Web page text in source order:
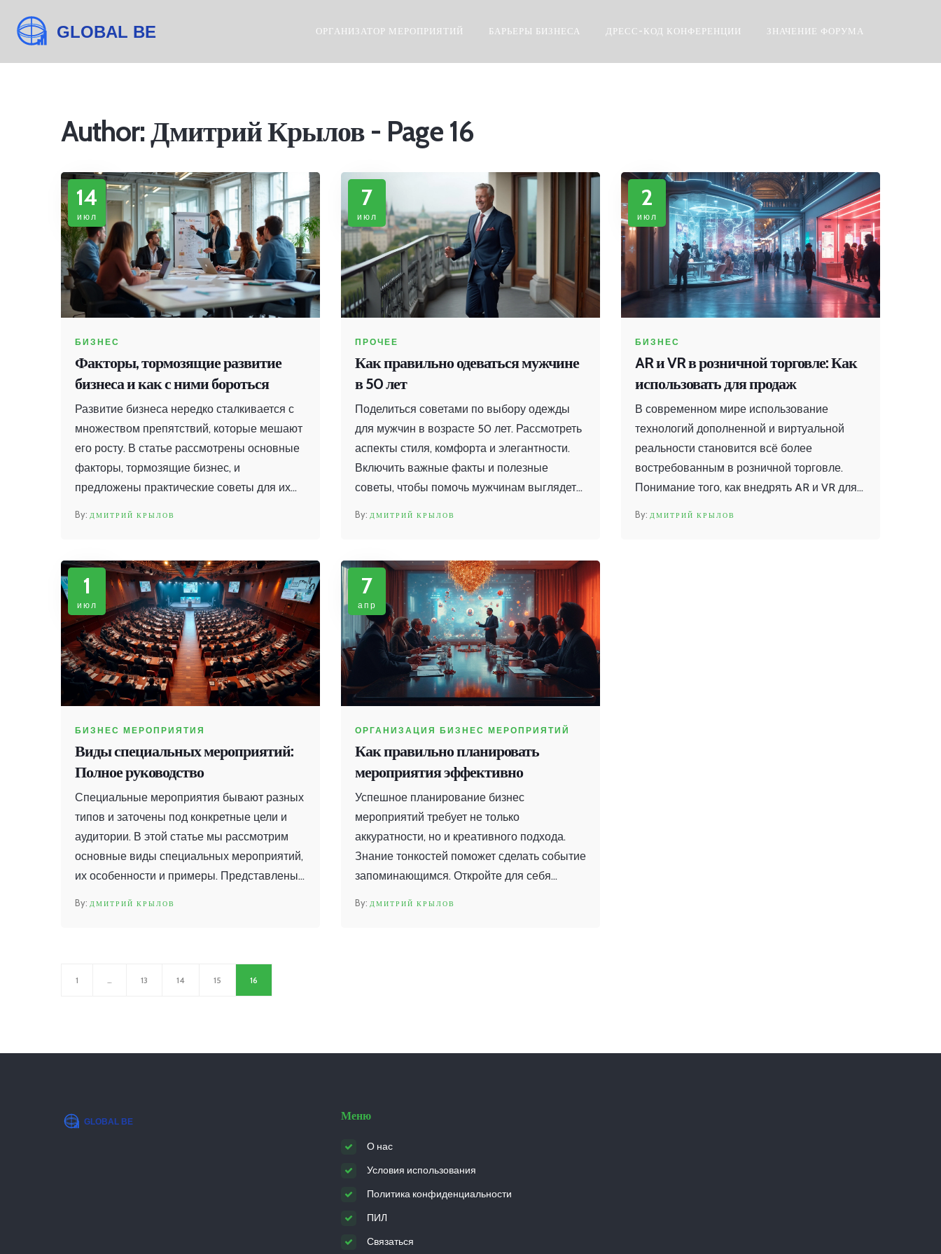
ОРГАНИЗАТОР МЕРОПРИЯТИЙ БАРЬЕРЫ БИЗНЕСА ДРЕСС-КОД КОНФЕРЕНЦИИ ЗНАЧЕНИЕ ФОРУМА
Author: Дмитрий Крылов - Page 16
14
июл
БИЗНЕС
Факторы, тормозящие развитие
бизнеса и как с ними бороться
Развитие бизнеса нередко сталкивается с
множеством препятствий, которые мешают
его росту. В статье рассмотрены основные
факторы, тормозящие бизнес, и
предложены практические советы для их
ДМИТРИЙ КРЫЛОВ
7
июл
ПРОЧЕЕ
Как правильно одеваться мужчине
в 50 лет
Поделиться советами по выбору одежды
для мужчин в возрасте 50 лет. Рассмотреть
аспекты стиля, комфорта и элегантности.
Включить важные факты и полезные
советы, чтобы помочь мужчинам выглядеть
ДМИТРИЙ КРЫЛОВ
2
июл
БИЗНЕС
AR и VR в розничной торговле: Как
использовать для продаж
В современном мире использование
технологий дополненной и виртуальной
реальности становится всё более
востребованным в розничной торговле.
Понимание того, как внедрять AR и VR для
ДМИТРИЙ КРЫЛОВ
1
июл
БИЗНЕС МЕРОПРИЯТИЯ
Виды специальных мероприятий:
Полное руководство
Специальные мероприятия бывают разных
типов и заточены под конкретные цели и
аудитории. В этой статье мы рассмотрим
основные виды специальных мероприятий,
их особенности и примеры. Представлены
ДМИТРИЙ КРЫЛОВ
7
апр
ОРГАНИЗАЦИЯ БИЗНЕС МЕРОПРИЯТИЙ
Как правильно планировать
мероприятия эффективно
Успешное планирование бизнес
мероприятий требует не только
аккуратности, но и креативного подхода.
Знание тонкостей поможет сделать событие
запоминающимся. Откройте для себя
ДМИТРИЙ КРЫЛОВ
1 … 13 14 15 16
Меню
О нас
Условия использования
Политика конфиденциальности
ПИЛ
Связаться